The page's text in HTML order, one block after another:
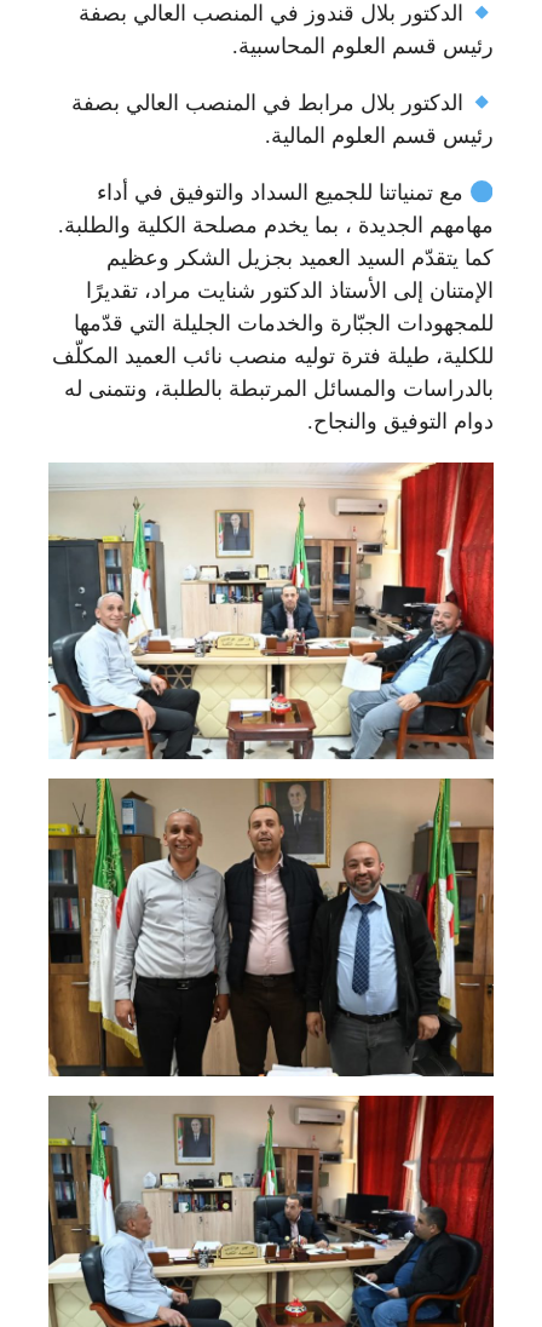
الدكتور بلال قندوز في المنصب العالي بصفة
رئيس قسم العلوم المحاسبية.
الدكتور بلال مرابط في المنصب العالي بصفة
رئيس قسم العلوم المالية.
مع تمنياتنا للجميع السداد والتوفيق في أداء
مهامهم الجديدة ، بما يخدم مصلحة الكلية والطلبة.
كما يتقدّم السيد العميد بجزيل الشكر وعظيم
الإمتنان إلى الأستاذ الدكتور شنايت مراد، تقديرًا
للمجهودات الجبّارة والخدمات الجليلة التي قدّمها
للكلية، طيلة فترة توليه منصب نائب العميد المكلّف
بالدراسات والمسائل المرتبطة بالطلبة، ونتمنى له
دوام التوفيق والنجاح.